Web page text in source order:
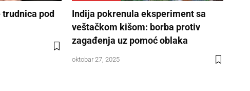
pod
Indija pokrenula eksperiment sa
veštačkom kišom: borba protiv
zagađenja uz pomoć oblaka
oktobar 27, 2025